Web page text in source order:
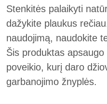
Stenkitės palaikyti
dažykite plaukus
naudojimą, naudokite
Šis produktas
poveikio, kurį daro
garbanojimo žnyplės.